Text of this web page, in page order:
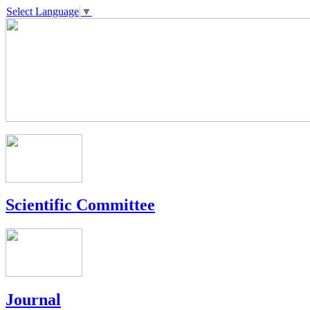
Select Language ▼
Scientific Committee
Journal